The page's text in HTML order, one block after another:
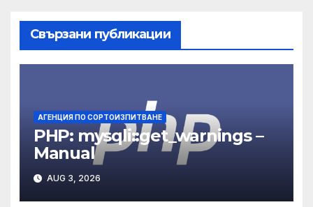
Свързани публикации
АГЕНЦИЯ ПО СОРТОИЗПИТВАНЕ
PHP: mysqli::get_warnings –
Manual
AUG 3, 2026